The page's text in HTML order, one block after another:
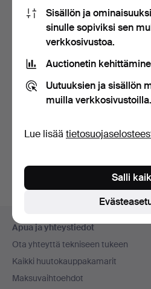
RICHARD RYAN.
Valokuva, "Dance New
7 tarjousta
6
Alatunnistenavigaatio
Apua ja yhteystiedot
Ota yhteyttä tekniseen tukeen
Kaikki huutokauppakamarit
Maksuvaihtoehdot
Sisällön ja
sinulle sopiviksi sen
verkkosivustoa.
Auctionetin
Uutuuksien ja sisällön
muilla verkkosivustoilla.
Lue lisää
Salli